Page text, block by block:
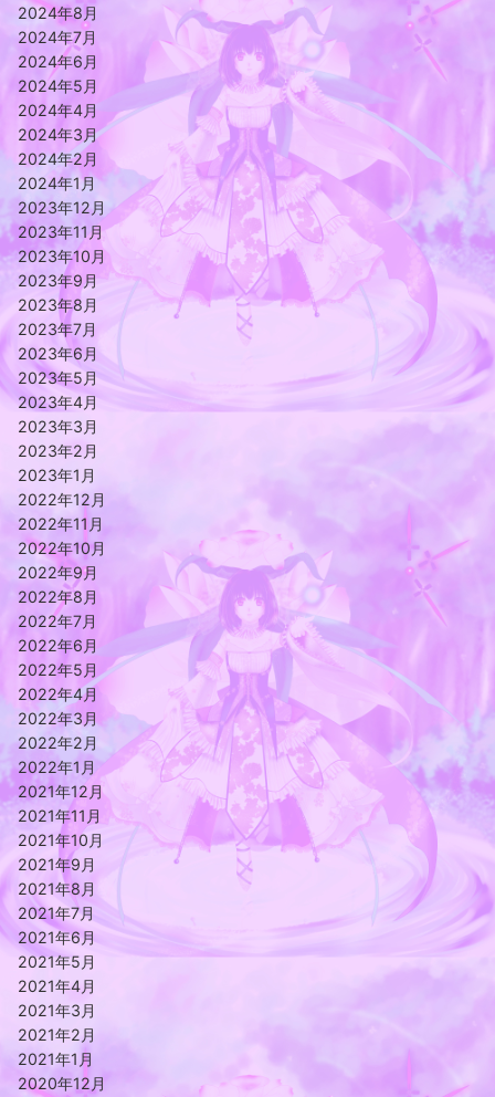
2024年8月
2024年7月
2024年6月
2024年5月
2024年4月
2024年3月
2024年2月
2024年1月
2023年12月
2023年11月
2023年10月
2023年9月
2023年8月
2023年7月
2023年6月
2023年5月
2023年4月
2023年3月
2023年2月
2023年1月
2022年12月
2022年11月
2022年10月
2022年9月
2022年8月
2022年7月
2022年6月
2022年5月
2022年4月
2022年3月
2022年2月
2022年1月
2021年12月
2021年11月
2021年10月
2021年9月
2021年8月
2021年7月
2021年6月
2021年5月
2021年4月
2021年3月
2021年2月
2021年1月
2020年12月